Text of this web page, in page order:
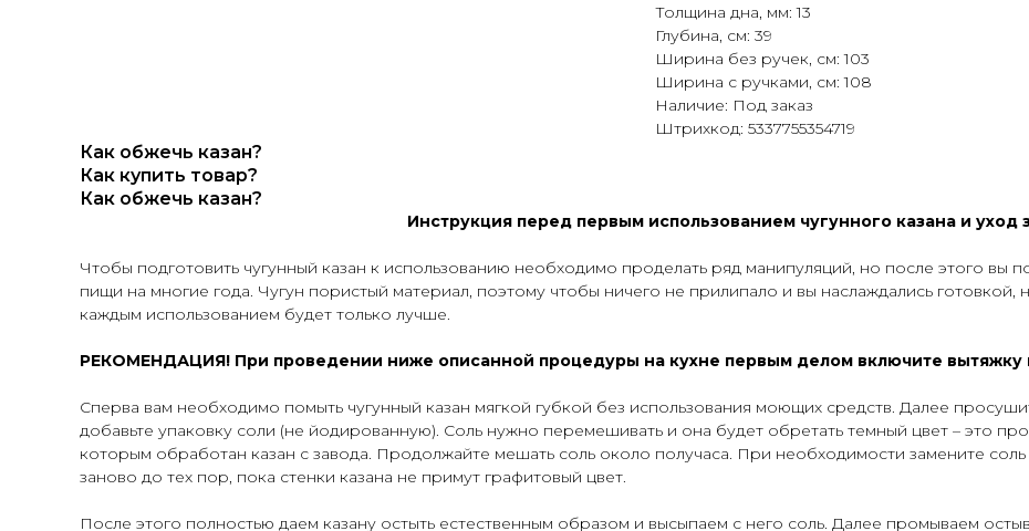
Толщина дна, мм: 13
Глубина, см: 39
Ширина без ручек, см: 103
Ширина с ручками, см: 108
Наличие: Под заказ
Штрихкод: 5337755354719
Как обжечь казан?
Как купить товар?
Как обжечь казан?
Инструкция перед первым использованием чугунного казана и уход
Чтобы подготовить чугунный казан к использованию необходимо проделать ряд манипуляций, но после этого вы
пищи на многие года. Чугун пористый материал, поэтому чтобы ничего не прилипало и вы наслаждались готовкой,
каждым использованием будет только лучше.
РЕКОМЕНДАЦИЯ! При проведении ниже описанной процедуры на кухне первым делом включите вытяжку
Сперва вам необходимо помыть чугунный казан мягкой губкой без использования моющих средств. Далее
добавьте упаковку соли (не йодированную). Соль нужно перемешивать и она будет обретать темный цвет – это
которым обработан казан с завода. Продолжайте мешать соль около получаса. При необходимости замените
заново до тех пор, пока стенки казана не примут графитовый цвет.
После этого полностью даем казану остыть естественным образом и высыпаем с него соль. Далее промываем